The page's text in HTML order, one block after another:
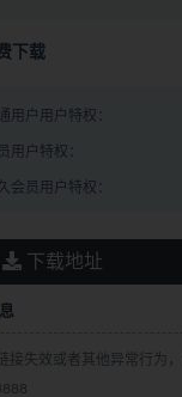
下载
用户用户特权：
用户特权：
会员用户特权：
下载地址
接失效或者其他异常行为，